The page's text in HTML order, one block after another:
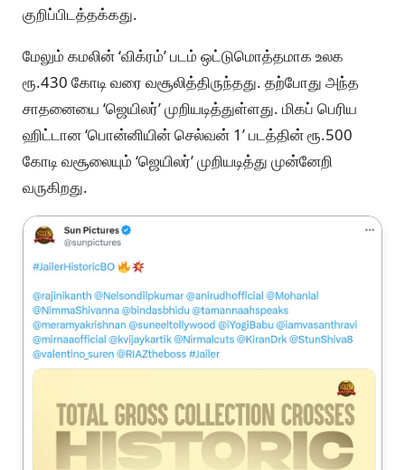
குறிப்பிடத்தக்கது.
மேலும் கமலின் ‘விக்ரம்’ படம் ஒட்டுமொத்தமாக உலக
ரூ.430 கோடி வரை வசூலித்திருந்தது. தற்போது அந்த
சாதனையை ‘ஜெயிலர்’ முறியடித்துள்ளது. மிகப் பெரிய
ஹிட்டான ‘பொன்னியின் செல்வன் 1’ படத்தின் ரூ.500
கோடி வசூலையும் ‘ஜெயிலர்’ முறியடித்து முன்னேறி
வருகிறது.